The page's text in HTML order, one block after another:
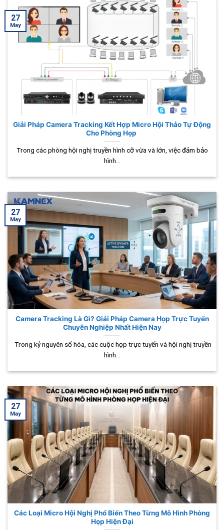
Giải Pháp Camera Tracking Kết Hợp Micro Hội Thảo Tự Động
Cho Phòng Họp
Trong các phòng hội nghị truyền hình cỡ vừa và lớn, việc đảm bảo
hình...
27
May
Camera Tracking Là Gì? Giải Pháp Camera Họp Trực Tuyến
Chuyên Nghiệp Nhất Hiện Nay
Trong kỷ nguyên số hóa, các cuộc họp trực tuyến và hội nghị truyền
hình...
27
May
Các Loại Micro Hội Nghị Phổ Biến Theo Từng Mô Hình Phòng
Họp Hiện Đại
27
May